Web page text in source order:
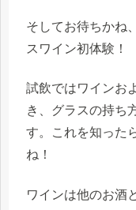
そしてお待ちかね
スワイン初体験！
試飲ではワインお
き、グラスの持ち
す。これを知った
ね！
ワインは他のお酒